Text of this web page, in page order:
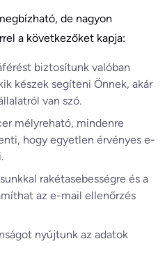
de nagyon
a következőket kapja:
biztosítunk valóban
készek segíteni Önnek, akár
van szó.
mélyreható, mindenre
hogy egyetlen érvényes e-
rakétasebességre és a
az e-mail ellenőrzés
nyújtunk az adatok